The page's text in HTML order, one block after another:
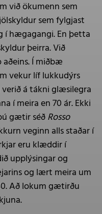
við ökumenn sem
sem fylgjast
í hægagangi. En þetta
þeirra. Við
Í miðbæ
vekur líf lukkudýrs
á tákni glæsilegra
í meira en 70 ár. Ekki
gætir séðRosso
veginn alls staðar í
eru klæddir í
upplýsingar og
og lært meira um
Að lokum gætirðu